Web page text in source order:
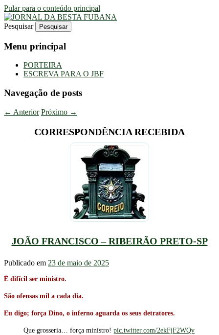
Pular para o conteúdo principal
JORNAL DA BESTA FUBANA
Uma Gazeta Escrota
Pesquisar
Menu principal
PORTEIRA
ESCREVA PARA O JBF
Navegação de posts
← Anterior Próximo →
CORRESPONDÊNCIA RECEBIDA
JOÃO FRANCISCO – RIBEIRÃO PRETO-SP
Publicado em 23 de maio de 2025
É difícil ser ministro.
São ofensas mil a cada dia.
Eu digo; força Dino, o inferno aguarda os seus detratores.
Que grosseria… força ministro! pic.twitter.com/2ekFjF2WQv